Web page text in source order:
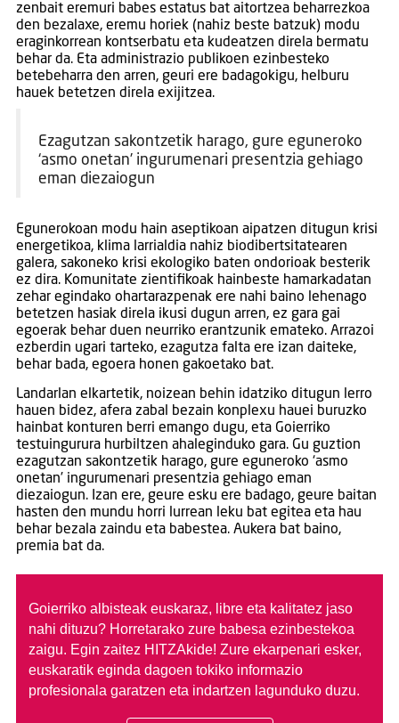
zenbait eremuri babes estatus bat aitortzea beharrezkoa
den bezalaxe, eremu horiek (nahiz beste batzuk) modu
eraginkorrean kontserbatu eta kudeatzen direla bermatu
behar da. Eta administrazio publikoen ezinbesteko
betebeharra den arren, geuri ere badagokigu, helburu
hauek betetzen direla exijitzea.
Ezagutzan sakontzetik harago, gure eguneroko
‘asmo onetan’ ingurumenari presentzia gehiago
eman diezaiogun
Egunerokoan modu hain aseptikoan aipatzen ditugun krisi
energetikoa, klima larrialdia nahiz biodibertsitatearen
galera, sakoneko krisi ekologiko baten ondorioak besterik
ez dira. Komunitate zientifikoak hainbeste hamarkadatan
zehar egindako ohartarazpenak ere nahi baino lehenago
betetzen hasiak direla ikusi dugun arren, ez gara gai
egoerak behar duen neurriko erantzunik emateko. Arrazoi
ezberdin ugari tarteko, ezagutza falta ere izan daiteke,
behar bada, egoera honen gakoetako bat.
Landarlan elkartetik, noizean behin idatziko ditugun lerro
hauen bidez, afera zabal bezain konplexu hauei buruzko
hainbat konturen berri emango dugu, eta Goierriko
testuingurura hurbiltzen ahaleginduko gara. Gu guztion
ezagutzan sakontzetik harago, gure eguneroko ‘asmo
onetan’ ingurumenari presentzia gehiago eman
diezaiogun. Izan ere, geure esku ere badago, geure baitan
hasten den mundu horri lurrean leku bat egitea eta hau
behar bezala zaindu eta babestea. Aukera bat baino,
premia bat da.
Goierriko albisteak euskaraz, libre eta kalitatez jaso
nahi dituzu? Horretarako zure babesa ezinbestekoa
zaigu. Egin zaitez HITZAkide! Zure ekarpenari esker,
euskaratik eginda dagoen tokiko informazio
profesionala garatzen eta indartzen lagunduko duzu.